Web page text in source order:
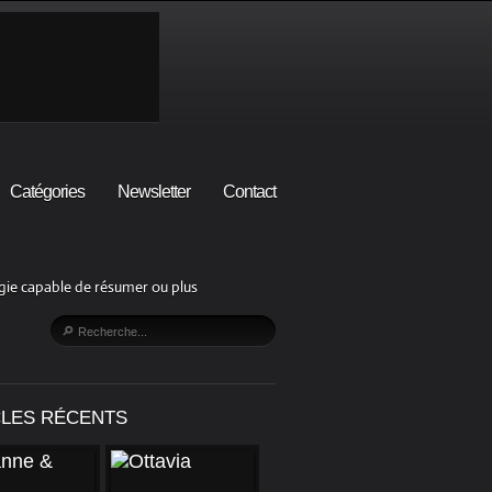
Catégories Newsletter Contact
capable de résumer ou plus
RÉCENTS